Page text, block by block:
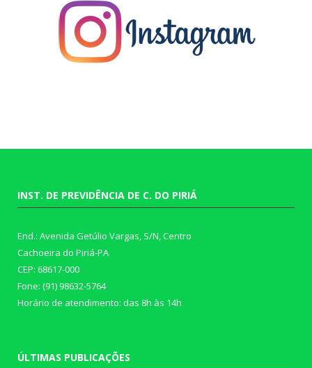
INST. DE PREVIDÊNCIA DE C. DO PIRIÁ
End.: Avenida Getúlio Vargas, S/N, Centro
Cachoeira do Piriá-PA
CEP: 68617-000
Fone: (91) 98632-5764
Horário de atendimento: das 8h às 14h
ÚLTIMAS PUBLICAÇÕES